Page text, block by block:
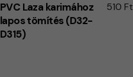
PVC Laza karimához
lapos tömítés (D32-
D315)
510 Ft